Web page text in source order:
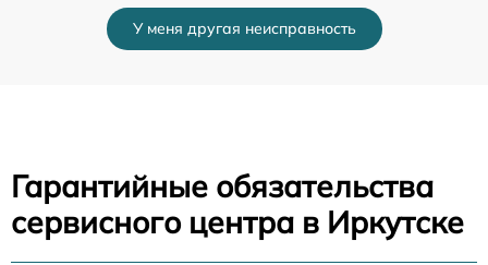
У меня другая неисправность
Гарантийные обязательства
сервисного центра в Иркутске